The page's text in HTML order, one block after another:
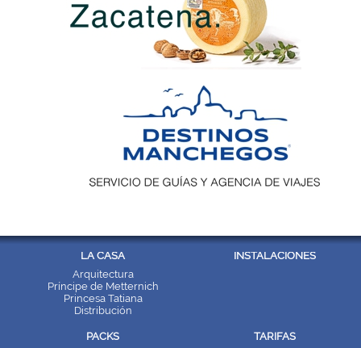
LA CASA
Arquitectura
Príncipe de Metternich
Princesa Tatiana
Distribución
INSTALACIONES
PACKS
TARIFAS